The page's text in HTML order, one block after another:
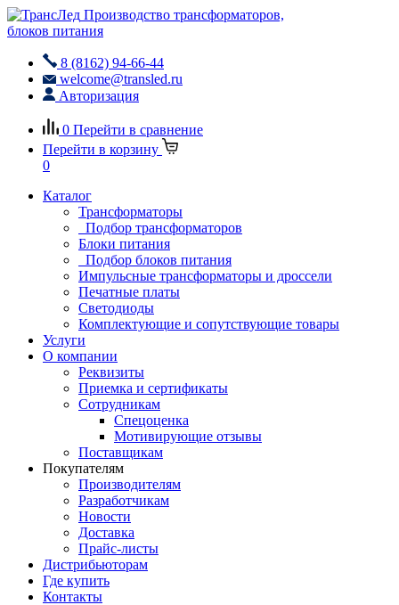
Производство трансформаторов,
блоков питания
8 (8162) 94-66-44
welcome@transled.ru
Авторизация
0 Перейти в сравнение
Перейти в корзину
0
Каталог
Трансформаторы
Подбор трансформаторов
Блоки питания
Подбор блоков питания
Импульсные трансформаторы и дроссели
Печатные платы
Светодиоды
Комплектующие и сопутствующие товары
Услуги
О компании
Реквизиты
Приемка и сертификаты
Сотрудникам
Спецоценка
Мотивирующие отзывы
Поставщикам
Покупателям
Производителям
Разработчикам
Новости
Доставка
Прайс-листы
Дистрибьюторам
Где купить
Контакты